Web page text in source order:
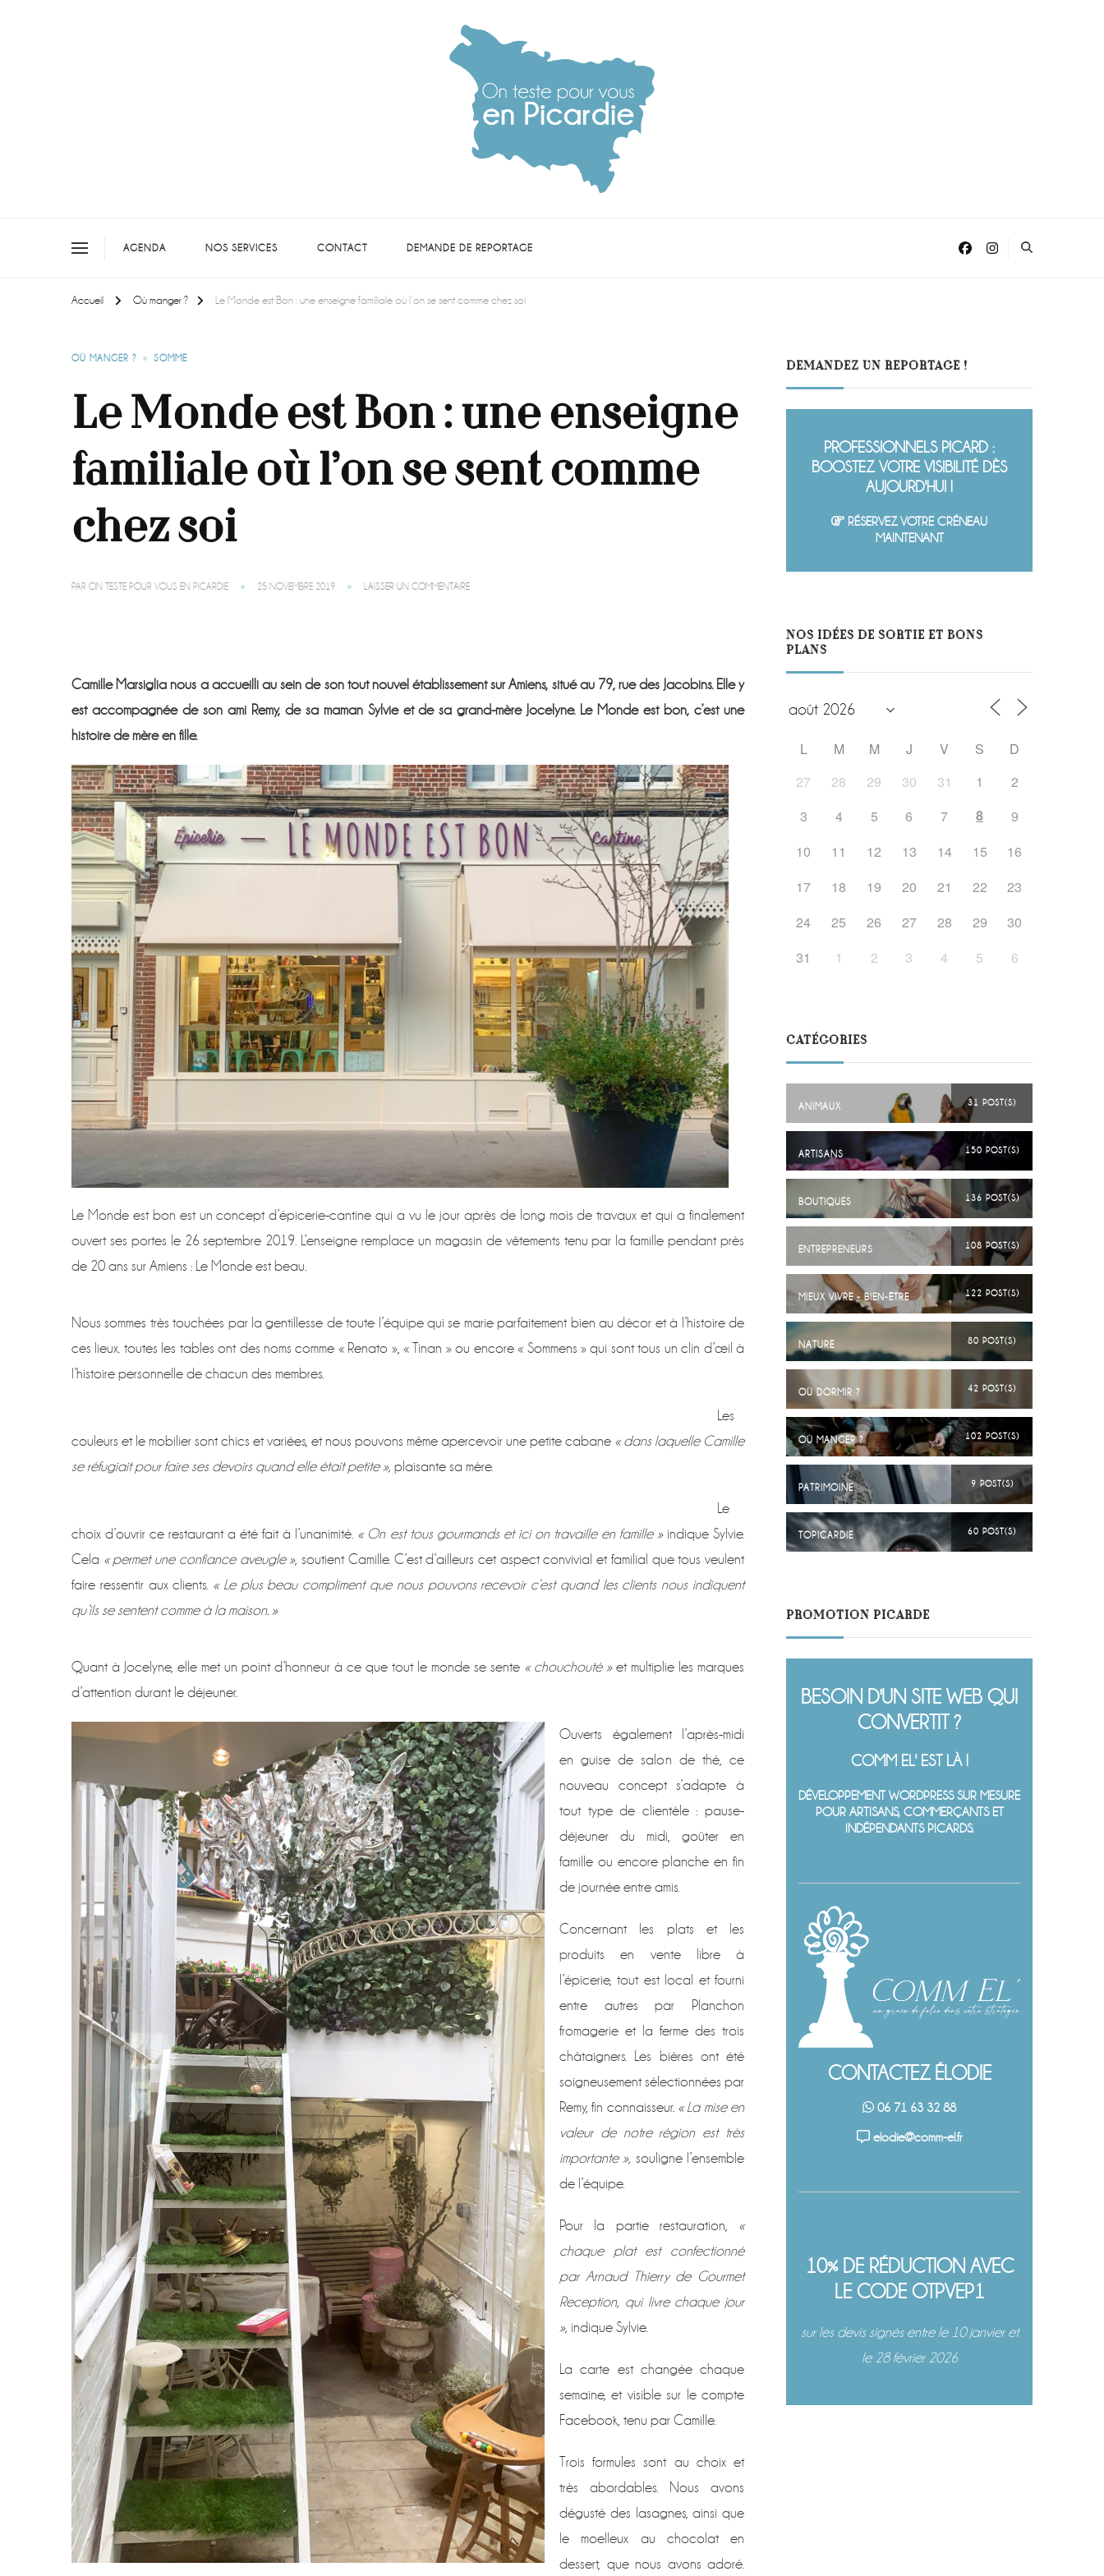
AGENDA NOS SERVICES CONTACT DEMANDE DE REPORTAGE
Accueil Où manger ? Le Monde est Bon : une enseigne familiale où l’on se sent comme chez soi
OÙ MANGER ? SOMME
Le Monde est Bon : une enseigne
familiale où l’on se sent comme
chez soi
PAR ON TESTE POUR VOUS EN PICARDIE 25 NOVEMBRE 2019 LAISSER UN COMMENTAIRESUR
ENSEIGNE
OÙ
COMME
CHEZ
SOI
Camille Marsiglia nous a accueilli au sein de son tout nouvel établissement sur Amiens, situé au 79, rue des Jacobins. Elle y
est accompagnée de son ami Remy, de sa maman Sylvieet de sa grand-mère Jocelyne. Le Monde est bon, c’est une
histoire de mère en fille.
Le Monde est bon est un concept d’épicerie-cantine qui a vu le jour après de long mois de travaux et qui a finalement
ouvert ses portes le 26 septembre 2019. L’enseigne remplace un magasin de vêtements tenu par la famille pendant près
de 20 ans sur Amiens : Le Monde est beau.
Nous sommes très touchées par la gentillesse de toute l’équipe qui se marie parfaitement bien au décor et à l’histoire de
ces lieux. toutes les tables ont des noms comme « Renato », « Tinan » ou encore « Sommens » qui sont tous un clin d’œil à
l’histoire personnelle de chacun des membres.
Les
couleurs et le mobilier sont chics et variées, et nous pouvons même apercevoir une petite cabane « dans laquelle Camille
se réfugiait pour faire ses devoirs quand elle était petite », plaisante sa mère.
Le
choix d’ouvrir ce restaurant a été fait à l’unanimité. « On est tous gourmands et ici on travaille en famille »indique Sylvie.
Cela « permet une confiance aveugle », soutient Camille. C’est d’ailleurs cet aspect convivial et familial que tous veulent
faire ressentir aux clients. « Le plus beau compliment que nous pouvons recevoir c’est quand les clients nous indiquent
qu’ils se sentent comme à la maison. »
Quant à Jocelyne, elle met un point d’honneur à ce que tout le monde se sente « chouchouté »et multiplie les marques
d’attention durant le déjeuner.
Ouverts également l’après-midi
en guise de salon de thé, ce
nouveau concept s’adapte à
tout type de clientèle : pause-
déjeuner du midi, goûter en
famille ou encore planche en fin
de journée entre amis.
Concernant les plats et les
produits en vente libre à
l’épicerie, tout est local et fourni
entre autres par Planchon
fromagerie et la ferme des trois
châtaigners. Les bières ont été
soigneusement sélectionnées par
Remy, fin connaisseur. « La mise en
valeur de notre région est très
importante », souligne l’ensemble
de l’équipe.
Pour la partie restauration, «
chaque plat est confectionné
par Arnaud Thierry de Gourmet
Reception, qui livre chaque jour
», indique Sylvie.
La carte est changée chaque
semaine, et visible sur le compte
Facebook, tenu par Camille.
Trois formules sont au choix et
très abordables. Nous avons
dégusté des lasagnes, ainsi que
le moelleux au chocolat en
dessert, que nous avons adoré.
DEMANDEZ UN REPORTAGE !
PROFESSIONNELS PICARD :
BOOSTEZ VOTRE VISIBILITÉ DÈS
AUJOURD'HUI !
RÉSERVEZ VOTRE CRÉNEAU
MAINTENANT
NOS IDÉES DE SORTIE ET BONS
PLANS
L M M J V S
D
27
28 29 30 31 1
2
3
4 5 6 7 8
9
10
11 12 13 14 15
16
17
18 19 20 21 22
23
24
25 26 27 28 29
30
31
1 2 3 4 5 6
CATÉGORIES
ANIMAUX 31 POST(S)
ARTISANS 150 POST(S)
BOUTIQUES 136 POST(S)
ENTREPRENEURS 108 POST(S)
MIEUX VIVRE - BIEN-ÊTRE 122 POST(S)
NATURE 80 POST(S)
OÙ DORMIR ? 42 POST(S)
OÙ MANGER ? 102 POST(S)
PATRIMOINE 9 POST(S)
TOPICARDIE 60 POST(S)
PROMOTION PICARDE
BESOIN D'UN SITE WEB QUI
CONVERTIT ?
COMM EL' EST LÀ !
DÉVELOPPEMENT WORDPRESS SUR MESURE
POUR ARTISANS, COMMERÇANTS ET
INDÉPENDANTS PICARDS.
CONTACTEZ ÉLODIE
06 71 63 32 88
elodie@comm-el.fr
10% DE RÉDUCTION AVEC
LE CODE OTPVEP1
sur les devis signés entre le 10 janvier et
le 28 février 2026